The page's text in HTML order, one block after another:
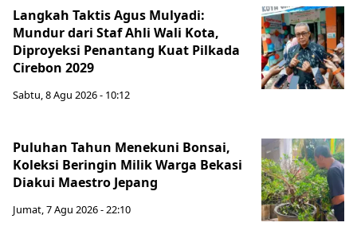
Langkah Taktis Agus Mulyadi:
Mundur dari Staf Ahli Wali Kota,
Diproyeksi Penantang Kuat Pilkada
Cirebon 2029
Sabtu, 8 Agu 2026 - 10:12
Puluhan Tahun Menekuni Bonsai,
Koleksi Beringin Milik Warga Bekasi
Diakui Maestro Jepang
Jumat, 7 Agu 2026 - 22:10